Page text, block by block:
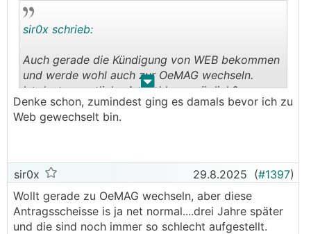
. .
sir0x schrieb:
Auch gerade die Kündigung von WEB bekommen
und werde wohl auch zur OeMAG wechseln.
Ist dort monatliche Auszahlung möglich?
Denke schon, zumindest ging es damals bevor ich zu
Web gewechselt bin.
sir0x 29.8.2025 (#1397)
Wollt gerade zu OeMAG wechseln, aber diese
Antragsscheisse is ja net normal....drei Jahre später
und die sind noch immer so schlecht aufgestellt.